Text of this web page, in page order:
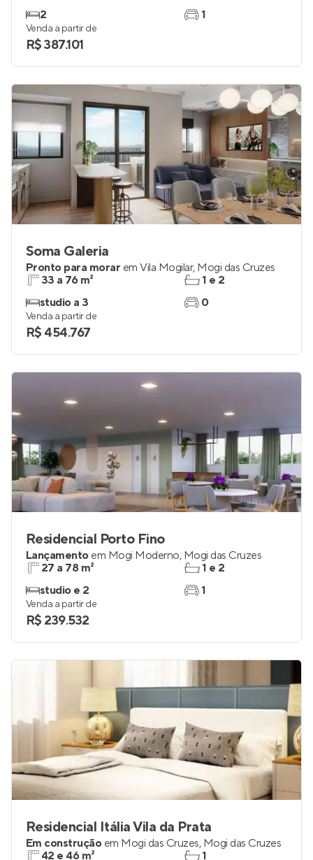
2
1
Venda a partir de
R$ 387.101
Soma Galeria
Pronto para morar em Vila Mogilar, Mogi das Cruzes
33 a 76 m²
studio a 3
1 e 2
0
Venda a partir de
R$ 454.767
Residencial Porto Fino
Lançamento em Mogi Moderno, Mogi das Cruzes
27 a 78 m²
studio e 2
1 e 2
1
Venda a partir de
R$ 239.532
Residencial Itália Vila da Prata
Em construção em Mogi das Cruzes, Mogi das Cruzes
42 e 46 m²
1